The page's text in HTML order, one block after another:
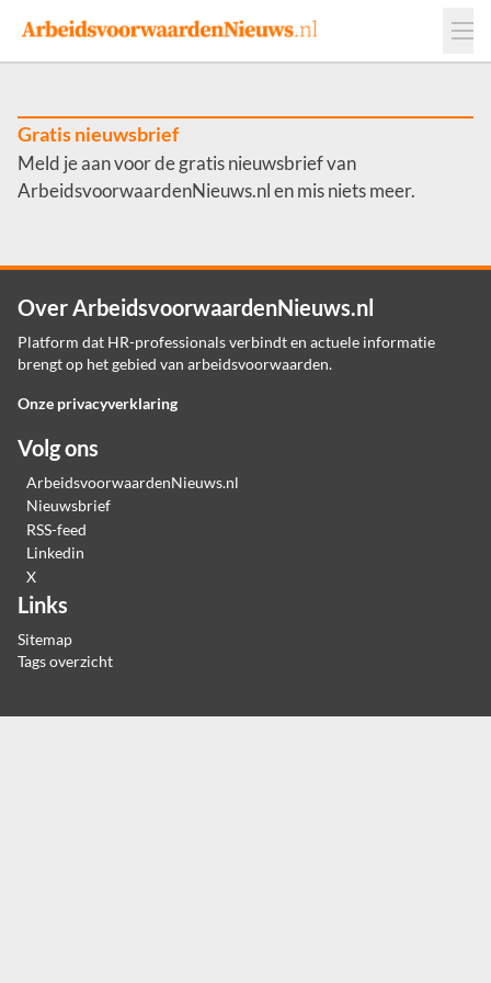
Events
Adverteren
Werkgevers
Contact
Gratis nieuwsbrief
Meld je aan voor de gratis nieuwsbrief van
ArbeidsvoorwaardenNieuws.nl en mis niets meer.
Over ArbeidsvoorwaardenNieuws.nl
Platform dat HR-professionals verbindt en actuele informatie
brengt op het gebied van arbeidsvoorwaarden.
Onze privacyverklaring
Volg ons
ArbeidsvoorwaardenNieuws.nl
Nieuwsbrief
RSS-feed
Linkedin
X
Links
Sitemap
Tags overzicht